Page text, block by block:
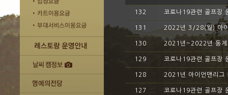
132 코로나19관련 골프
131 2022년 3/28(월) 아
130 2021년~2022년 동
129 코로나19관련 골프
128 2021년 아이언맨리그
127 코로나19관련 골프